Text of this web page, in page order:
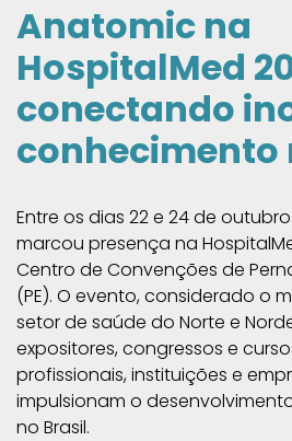
Anatomic na
HospitalMed
conectando
conhecimento
Entre os dias 22 e 24 de
marcou presença na
Centro de Convenções de
(PE). O evento, considerado o
setor de saúde do Norte e
expositores, congressos e
profissionais, instituições e
impulsionam o
no Brasil.